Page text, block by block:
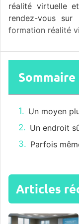
réalité virtuelle
rendez-vous
formation réalité
Sommaire
Parfois
Articles